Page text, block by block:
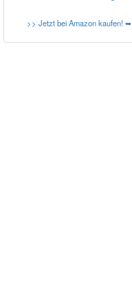
>> Jetzt bei Amazon kaufen! ➥